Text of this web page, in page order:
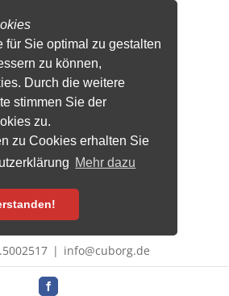
für Sie optimal zu gestalten
zu können,
Durch die weitere
stimmen Sie der
zu.
zu Cookies erhalten Sie
Mehr dazu
| info@cuborg.de
Facebook